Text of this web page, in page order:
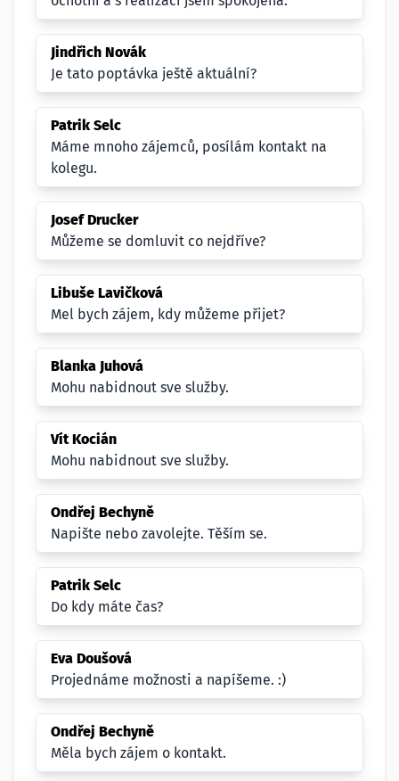
Jindřich Novák
Je tato poptávka ještě aktuální?
Patrik Selc
Máme mnoho zájemců, posílám kontakt na
kolegu.
Josef Drucker
Můžeme se domluvit co nejdříve?
Libuše Lavičková
Mel bych zájem, kdy můžeme přijet?
Blanka Juhová
Mohu nabidnout sve služby.
Vít Kocián
Mohu nabidnout sve služby.
Ondřej Bechyně
Napište nebo zavolejte. Těším se.
Patrik Selc
Do kdy máte čas?
Eva Doušová
Projednáme možnosti a napíšeme. :)
Ondřej Bechyně
Měla bych zájem o kontakt.